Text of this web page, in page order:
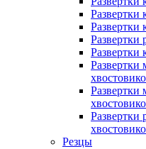
Развертки
Развертки
Развертки
Развертки
Резцы